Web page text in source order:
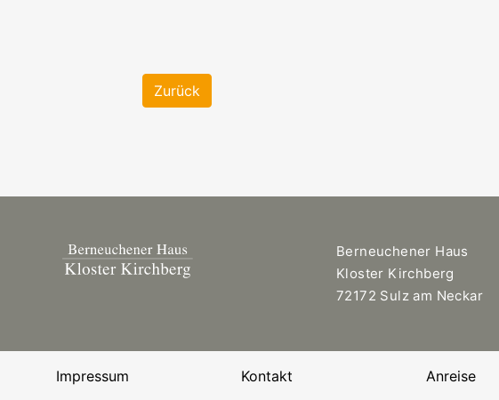
Zurück
Berneuchener Haus
Kloster Kirchberg
72172 Sulz am Neckar
Impressum Kontakt Anreise